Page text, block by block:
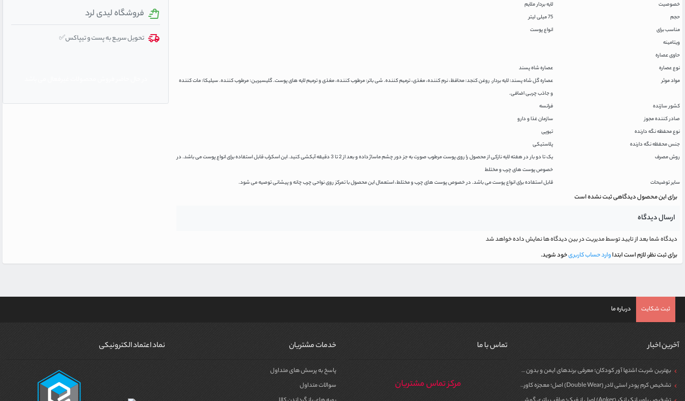
خصوصیت
لایه بردار ملایم
حجم
75 میلی لیتر
مناسب برای
انواع پوست
ویتامینه
حاوی عصاره
نوع عصاره
عصاره شاه پسند
مواد موثر
عصاره گل شاه پسند: لایه بردار. روغن کنجد: محافظ، نرم کننده، مغذی، ترمیم کننده. شی باتر: مرطوب کننده، مغذی و ترمیم لایه های پوست. گلیسیرین: مرطوب کننده. سیلیکا: مات کننده
و جاذب چربی اضافی.
کشور سازنده
فرانسه
صادر کننده مجوز
سازمان غذا و دارو
نوع محفظه نگه دارنده
تیوپی
جنس محفظه نگه دارنده
پلاستیکی
روش مصرف
یک تا دو بار در هفته لایه نازکی از محصول را روی پوست مرطوب صورت به جز دور چشم ماساژ داده و بعد از 2 تا 3 دقیقه آبکشی کنید. این اسکراب قابل استفاده برای انواع پوست می باشد. در
خصوص پوست های چرب و مختلط
سایر توضیحات
قابل استفاده برای انواع پوست می باشد. در خصوص پوست های چرب و مختلط، استعمال این محصول با تمرکز روی نواحی چرب چانه و پیشانی توصیه می شود.
برای این محصول دیدگاهی ثبت نشده است
ارسال دیدگاه
دیدگاه شما بعد از تایید توسط مدیریت در بین دیدگاه ها نمایش داده خواهد شد
برای ثبت نظر، لازم است ابتداوارد حساب کاربریخود شوید.
فروشگاه لیدی لرد
تحویل سریع به پست و تیپاکس✅
ثبت شکایت درباره ما
آخرین اخبار
بهترین شربت اشتها آور کودکان؛ معرفی برندهای ایمن و بدون سیپروهپتادین
تشخیص کرم پودر استی لادر (Double Wear) اصل؛ معجزه کاور برای پوست
تماس با ما
مرکز تماس مشتریان
خدمات مشتریان
پاسخ به پرسش های متداول
سوالات متداول
نماد اعتماد الکترونیکی